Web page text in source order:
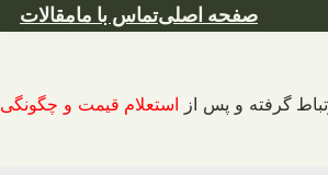
صفحه اصلیتماس با مامقالات
گرفته و پس از استعلام قیمت و چگونگی